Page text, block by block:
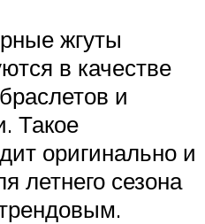
жгуты
в качестве
и
Такое
оригинально и
летнего сезона